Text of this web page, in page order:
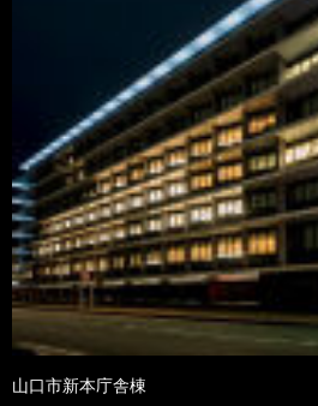
山口市新本庁舎棟